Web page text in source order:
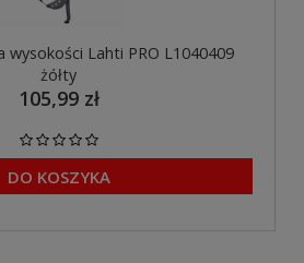
wysokości Lahti PRO L1040409
żółty
105,99 zł
DO KOSZYKA